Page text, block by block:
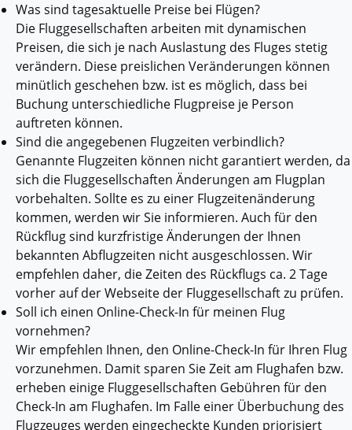
Was sind tagesaktuelle Preise bei Flügen?
Die Fluggesellschaften arbeiten mit dynamischen
Preisen, die sich je nach Auslastung des Fluges stetig
verändern. Diese preislichen Veränderungen können
minütlich geschehen bzw. ist es möglich, dass bei
Buchung unterschiedliche Flugpreise je Person
auftreten können.
Sind die angegebenen Flugzeiten verbindlich?
Genannte Flugzeiten können nicht garantiert werden, da
sich die Fluggesellschaften Änderungen am Flugplan
vorbehalten. Sollte es zu einer Flugzeitenänderung
kommen, werden wir Sie informieren. Auch für den
Rückflug sind kurzfristige Änderungen der Ihnen
bekannten Abflugzeiten nicht ausgeschlossen. Wir
empfehlen daher, die Zeiten des Rückflugs ca. 2 Tage
vorher auf der Webseite der Fluggesellschaft zu prüfen.
Soll ich einen Online-Check-In für meinen Flug
vornehmen?
Wir empfehlen Ihnen, den Online-Check-In für Ihren Flug
vorzunehmen. Damit sparen Sie Zeit am Flughafen bzw.
erheben einige Fluggesellschaften Gebühren für den
Check-In am Flughafen. Im Falle einer Überbuchung des
Flugzeuges werden eingecheckte Kunden priorisiert